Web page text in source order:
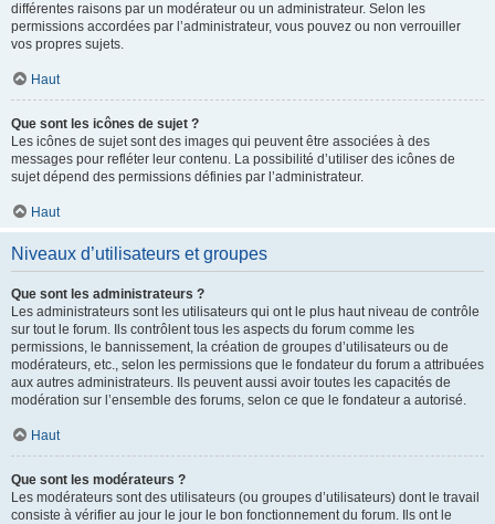
différentes raisons par un modérateur ou un administrateur. Selon les
permissions accordées par l’administrateur, vous pouvez ou non verrouiller
vos propres sujets.
Haut
Que sont les icônes de sujet ?
Les icônes de sujet sont des images qui peuvent être associées à des
messages pour refléter leur contenu. La possibilité d’utiliser des icônes de
sujet dépend des permissions définies par l’administrateur.
Haut
Niveaux d’utilisateurs et groupes
Que sont les administrateurs ?
Les administrateurs sont les utilisateurs qui ont le plus haut niveau de contrôle
sur tout le forum. Ils contrôlent tous les aspects du forum comme les
permissions, le bannissement, la création de groupes d’utilisateurs ou de
modérateurs, etc., selon les permissions que le fondateur du forum a attribuées
aux autres administrateurs. Ils peuvent aussi avoir toutes les capacités de
modération sur l’ensemble des forums, selon ce que le fondateur a autorisé.
Haut
Que sont les modérateurs ?
Les modérateurs sont des utilisateurs (ou groupes d’utilisateurs) dont le travail
consiste à vérifier au jour le jour le bon fonctionnement du forum. Ils ont le